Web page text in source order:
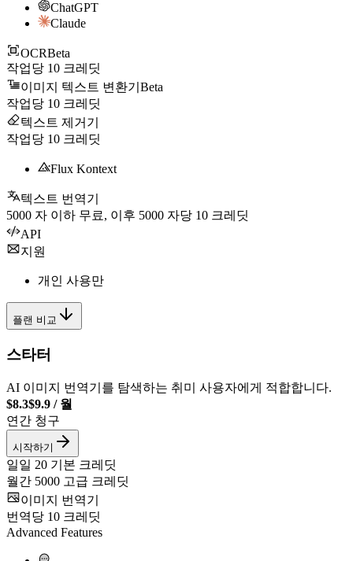
ChatGPT
Claude
OCRBeta
작업당 10 크레딧
이미지 텍스트 변환기 Beta
작업당 10 크레딧
텍스트 제거기
작업당 10 크레딧
Flux Kontext
텍스트 번역기
5000 자 이하 무료, 이후 5000 자당 10 크레딧
API
지원
개인 사용만
플랜 비교
스타터
AI 이미지 번역기를 탐색하는 취미 사용자에게 적합합니다.
$8.3$9.9 / 월
연간 청구
시작하기
일일 20 기본 크레딧
월간 5000 고급 크레딧
이미지 번역기
번역당 10 크레딧
Advanced Features